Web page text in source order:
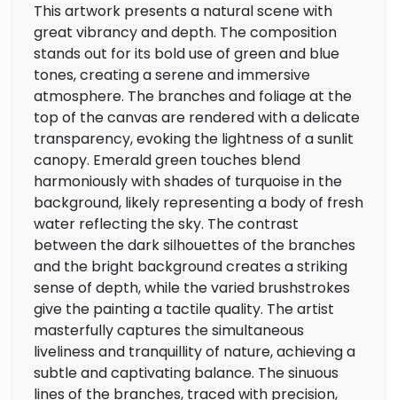
This artwork presents a natural scene with
great vibrancy and depth. The composition
stands out for its bold use of green and blue
tones, creating a serene and immersive
atmosphere. The branches and foliage at the
top of the canvas are rendered with a delicate
transparency, evoking the lightness of a sunlit
canopy. Emerald green touches blend
harmoniously with shades of turquoise in the
background, likely representing a body of fresh
water reflecting the sky. The contrast
between the dark silhouettes of the branches
and the bright background creates a striking
sense of depth, while the varied brushstrokes
give the painting a tactile quality. The artist
masterfully captures the simultaneous
liveliness and tranquillity of nature, achieving a
subtle and captivating balance. The sinuous
lines of the branches, traced with precision,